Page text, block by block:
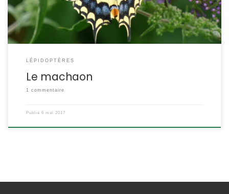
LÉPIDOPTÈRES
Le machaon
1 commentaire
Publié 6 mai 2017